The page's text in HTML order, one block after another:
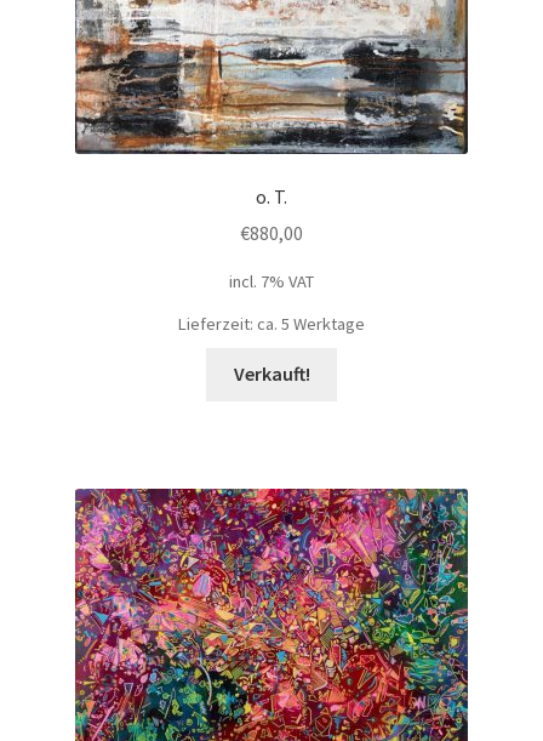
o. T.
€880,00
incl. 7% VAT
Lieferzeit: ca. 5 Werktage
Verkauft!